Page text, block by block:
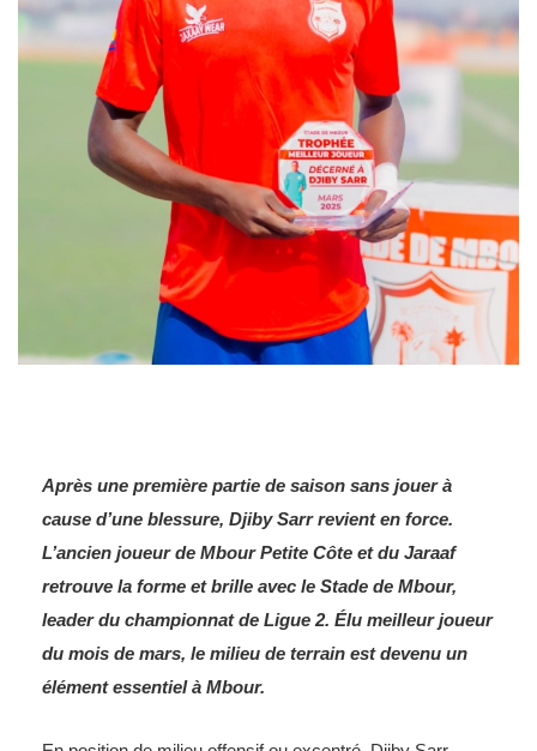
Après une première partie de saison sans jouer à
cause d’une blessure, Djiby Sarr revient en force.
L’ancien joueur de Mbour Petite Côte et du Jaraaf
retrouve la forme et brille avec le Stade de Mbour,
leader du championnat de Ligue 2. Élu meilleur joueur
du mois de mars, le milieu de terrain est devenu un
élément essentiel à Mbour.